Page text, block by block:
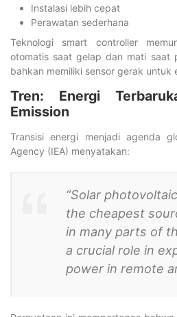
Instalasi lebih cepat
Perawatan sederhana
Teknologi smart controller
otomatis saat gelap dan mati saat
bahkan memiliki sensor gerak untuk
Tren: Energi
Emission
Transisi energi menjadi agenda
Agency (IEA) menyatakan:
“Solar
the cheapest
in many parts of
a crucial role in
power in remote